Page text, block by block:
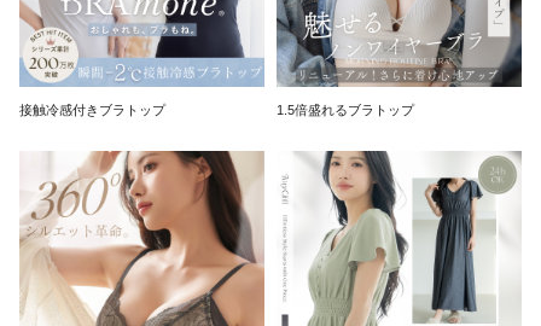
接触冷感付きブラトップ 1.5倍盛れるブラトップ